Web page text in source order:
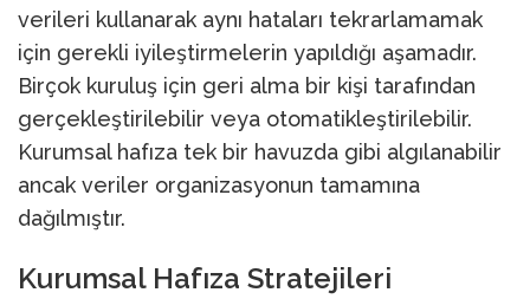
verileri kullanarak aynı hataları tekrarlamamak
için gerekli iyileştirmelerin yapıldığı aşamadır.
Birçok kuruluş için geri alma bir kişi tarafından
gerçekleştirilebilir veya otomatikleştirilebilir.
Kurumsal hafıza tek bir havuzda gibi algılanabilir
ancak veriler organizasyonun tamamına
dağılmıştır.
Kurumsal Hafıza Stratejileri